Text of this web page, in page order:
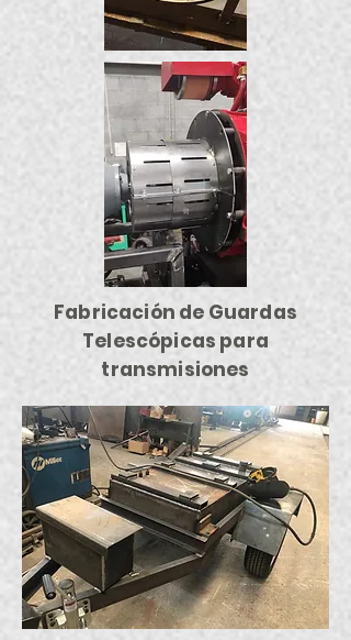
Fabricación de Guardas
Telescópicas para
transmisiones